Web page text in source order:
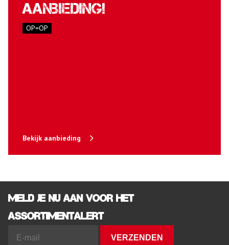
aanbieding!
OP=OP
Bekijk aanbieding
Meld je nu aan voor het
assortimentalert